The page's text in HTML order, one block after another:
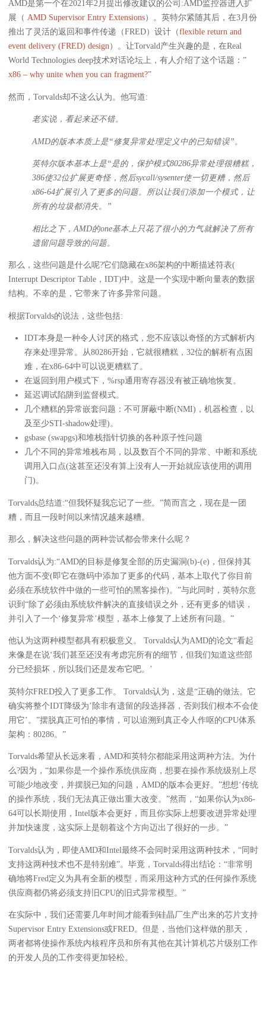
AMD是第一个在2021年2月提出修改建议的公司:AMD监控器进入扩
展（ AMD Supervisor Entry Extensions）。英特尔紧随其后，在3月份
推出了灵活的返回和事件传递（FRED）设计（flexible return and
event delivery (FRED) design）。让Torvald产生兴趣的是，在Real
World Technologies deep技术对话论坛上，有人介绍了这个话题：”
x86 – why unite when you can fragment?”
然而，Torvalds却不这么认为。他写道:
老实说，看起来还不错。
AMD的版本本质上是“修复异常处理定义中的已知错误”。
英特尔版本基本上是“是的，保护模式80286异常处理很糟糕，
386使32位扩展更奇怪，然后sycall/sysenter使一切更糟，然后
x86-64扩展引入了更多的问题。所以让我们添加一个模式，让
所有的垃圾都消失。”
相比之下，AMD的one基本上只花了很小的力气就解决了所有
遗留问题导致的问题。
那么，这些问题是什么呢?它们隐藏在x86架构的中断描述符表(
Interrupt Descriptor Table，IDT)中。这是一个实现中断向量表的数据
结构。不幸的是，它带来了许多异常问题。
根据Torvalds的说法，这些包括:
IDT本身是一种令人讨厌的格式，您不应该以奇怪的方式解析内
存来处理异常。从80286开始，它就很糟糕，32位的解析有点困
难，在x86-64中可以说更糟糕了。
在返回到用户模式下，%rsp通用寄存器没有被正确地恢复。
延迟调试陷阱到监督模式。
几个糟糕的异常嵌套问题：不可屏蔽中断(NMI)，机器检查，以
及至少STI-shadow处理)。
gsbase (swapgs)和堆栈指针切换的各种原子性问题
几个不同的异常堆栈布局，以及数百个不同的异常、中断和系统
调用入口点(这甚至还没有算上没有人一开始就应该使用的调用
门)。
Torvalds总结道:“但我怀疑我忘记了一些。”简而言之，现在是一团
糟，而且一段时间以来情况越来越糟。
那么，解决这些问题的两种尝试都会带来什么呢？
Torvalds认为:“AMD的目标是修复全部的历史漏洞(b)-(e)，但保持其
他方面不变(即它在微码中添加了更多的代码，基本上取代了你目前
必须在系统软件中做的一些可怕的黑客操作)。”与此同时，英特尔意
识到“除了必须由系统软件解决的直接错误之外，还有更多的错误，
并引入了一个‘修复异常’模型，基本上修复了上述所有问题。”
他认为这两种模型都具有积极意义。 Torvalds认为AMD的论文“看起
来像是在说‘我们甚至还没有考虑完所有的细节，但我们知道这些部
分已经损坏，所以我们还是发布它吧。’
英特尔FRED投入了更多工作。 Torvalds认为，这是“正确的做法。它
确实将整个IDT降级为’除非有遗留的段选择器，否则我们根本不会使
用它’。”摆脱真正可怕的事情，可以追溯到真正令人作呕的CPU体系
架构：80286。”
Torvalds希望从长远来看，AMD和英特尔都能采用这两种方法。为什
么?因为，“如果你是一个操作系统供应商，想要在操作系统级别上尽
可能少地改变，并摆脱已知的问题，AMD的版本会更好。”想想‘传统
的操作系统，我们无法真正做出重大改变。”然而，“如果你认为x86-
64可以长期使用，Intel版本会更好，而且你实际上想要改进异常处理
并加快速度，这实际上是朝着这个方向迈出了很好的一步。”
Torvalds认为，即使AMD和Intel最终不会同时采用这两种技术，“同时
支持这两种技术也不是特别难”。毕竟，Torvalds得出结论：“非常明
确地将Fred定义为具有全新的模型，而采用这种方式的任何操作系统
供应商都仍将必须支持旧CPU的旧式异常模型。”
在实际中，我们还需要几年时间才能看到硅晶厂生产出来的芯片支持
Supervisor Entry Extensions或FRED。但是，当他们这样做的那天，
两者都将使操作系统内核程序员和所有其他在其计算机芯片级别工作
的开发人员的工作变得更加轻松。